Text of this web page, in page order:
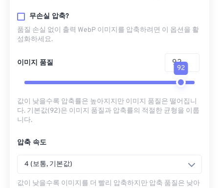
무손실 압축?
품질 손실 없이 출력 WebP 이미지를 압축하려면 이 옵션을 활
성화하세요.
이미지 품질
92
값이 낮을수록 압축률은 높아지지만 이미지 품질은 떨어집니
다. 기본값(92)은 이미지 품질과 압축률의 적절한 균형을 이룹
니다.
압축 속도
4 (보통, 기본값)
값이 낮을수록 이미지를 더 빨리 압축하지만 압축 품질은 낮아